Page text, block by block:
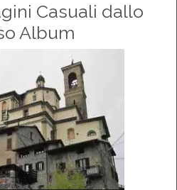
Casuali dallo
Album